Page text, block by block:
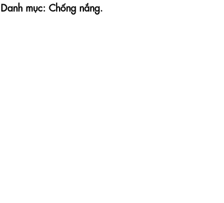
Danh mục: Chống nắng.